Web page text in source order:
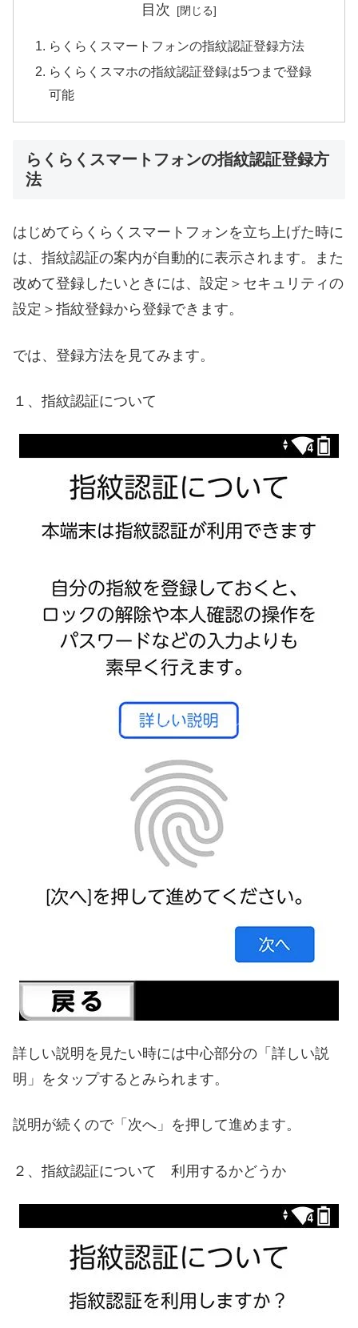
目次
らくらくスマートフォンの指紋認証登録方法
らくらくスマホの指紋認証登録は5つまで登録
可能
らくらくスマートフォンの指紋認証登録方
法
はじめてらくらくスマートフォンを立ち上げた時に
は、指紋認証の案内が自動的に表示されます。また
改めて登録したいときには、設定＞セキュリティの
設定＞指紋登録から登録できます。
では、登録方法を見てみます。
１、指紋認証について
詳しい説明を見たい時には中心部分の「詳しい説
明」をタップするとみられます。
説明が続くので「次へ」を押して進めます。
２、指紋認証について 利用するかどうか